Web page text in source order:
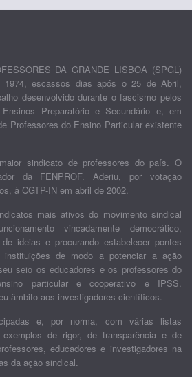
DA GRANDE LISBOA (SPGL)
escassos dias após o 25 de Abril,
desenvolvido durante o fascismo pelos
Preparatório e Secundário e, em
Professores do Ensino Particular existente
sindicato de professores do país. O
da FENPROF. Aderiu, por votação
à CGTP-IN em abril de 2002.
mais ativos do movimento sindical
vincadamente democrático,
ideias e procurando estabelecer pontes
de modo a potenciar a ação
seio os educadores e os professores do
particular e cooperativo e IPSS.
âmbito aos investigadores científicos.
e, por norma, com várias listas
exemplos de rigor, de transparência e de
educadores e investigadores na
da ação sindical.